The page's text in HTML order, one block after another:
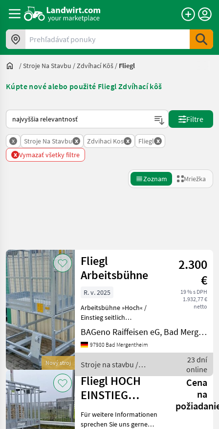
Prehľadávať ponuky
/Stroje Na Stavbu /Zdvíhací Kôš / Fliegl
Kúpte nové alebo použité Fliegl Zdvíhací kôš
Takto sa vykonáva triedenie na Landwirt.com
Filtre
x Stroje Na Stavbu x Zdvihaci Kos x Fliegl x
x Vymazať všetky filtre
Zoznam Mriežka
Kategória 4 Krajina
AKTUÁLNA
CESTA
stavebná
technika
Stroje
Na
Stavbu
Zdvihaci
Fliegl
VYBRAŤ
KATEGÓRIU
Resetovať
Zobraziť
výsledkov
Nový stroj
Fliegl
Arbeitsbühne
2.300
€
19 % s DPH
1.932,77 €
netto
R. v. 2025
Arbeitsbühne »Hoch« /
Einstieg seitlich
1570x920x1100 mm /
Euronormaufnahme /
verzinkt » Korb (L x B x H):
Gesamtmaße (L x B x H):
1880 x 1280
BAGeno Raiffeisen eG, Bad Mergentheim
97980 Bad Mergentheim
Stroje na stavbu /
Fliegl
23 dní
online
Fliegl HOCH
EINSTIEG
SEITLICH
Cena
na
Für weitere Informationen
sprechen Sie uns gerne